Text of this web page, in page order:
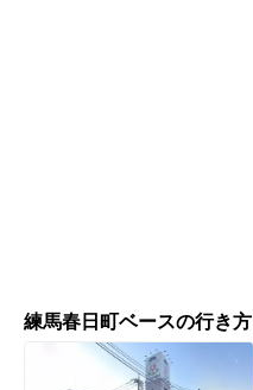
練馬春日町ベースの行き方